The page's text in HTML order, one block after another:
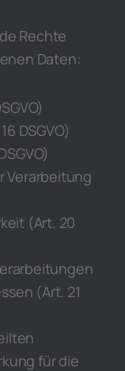
Rechte
Daten:
DSGVO)
Verarbeitung
(Art. 20
(Art. 21
für die